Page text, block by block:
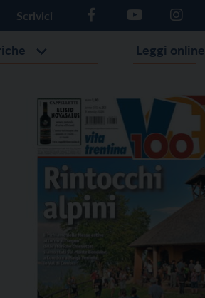
Scrivici
Leggi online